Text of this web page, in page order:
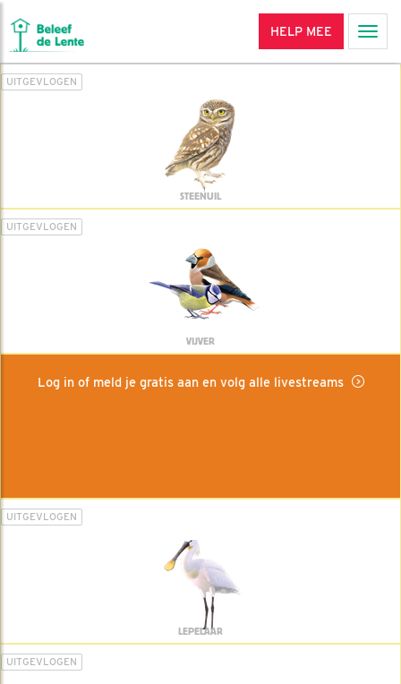
HELP MEE
UITGEVLOGEN
STEENUIL
UITGEVLOGEN
VIJVER
Log in of meld je gratis aan en volg alle livestreams
UITGEVLOGEN
LEPELAAR
UITGEVLOGEN